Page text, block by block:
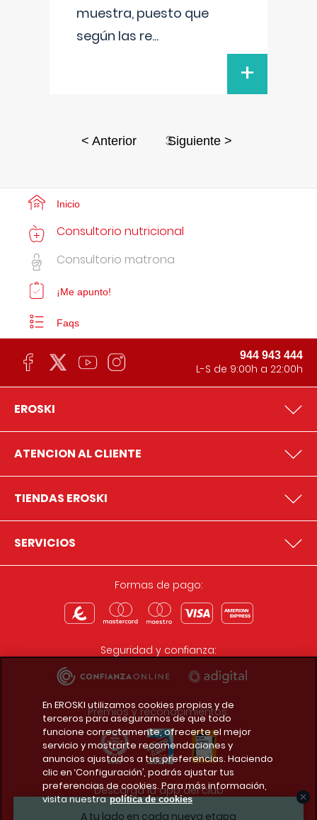
muestra, puesto que
según las re...
+
< Anterior 3Siguiente >
A tu lado en cada nueva etapa
Inicio
Consultorio nutricional
Consultorio matrona
¡Me apunto!
Faqs
944 943 444
L-S de 9:00h a 22:00h
EROSKI
ATENCION AL CLIENTE
TIENDAS EROSKI
SERVICIOS
Formas de pago:
Seguridad y confianza:
Premios y reconocimientos:
Descarga la app del club
En EROSKI utilizamos cookies propias y de
terceros para asegurarnos de que todo
funcione correctamente, ofrecerte el mejor
servicio y mostrarte recomendaciones y
anuncios ajustados a tus preferencias. Haciendo
clic en ‘Configuración’, podrás ajustar tus
preferencias de cookies. Para más información,
visita nuestra política de cookies